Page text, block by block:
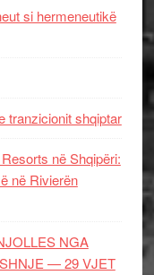
si hermeneutikë
tranzicionit shqiptar
në Shqipëri:
në Rivierën
NGA
— 29 VJET